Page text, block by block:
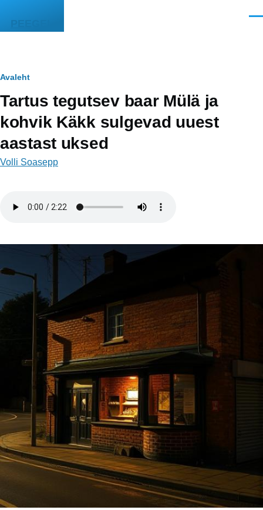
PEEGEL
Leivapuru
Avaleht
Tartus tegutsev baar Mülä ja
kohvik Käkk sulgevad uuest
aastast uksed
Volli Soasepp